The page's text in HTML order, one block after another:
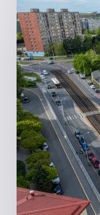
|
Makovského,
Praha